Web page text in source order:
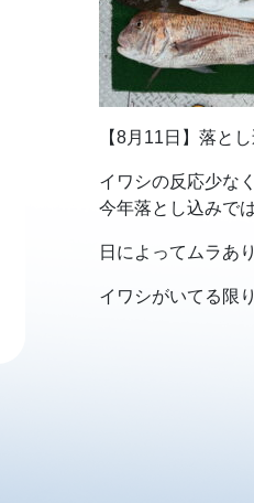
【8月11日】落と
イワシの反応少な
今年落とし込みで
日によってムラあ
イワシがいてる限